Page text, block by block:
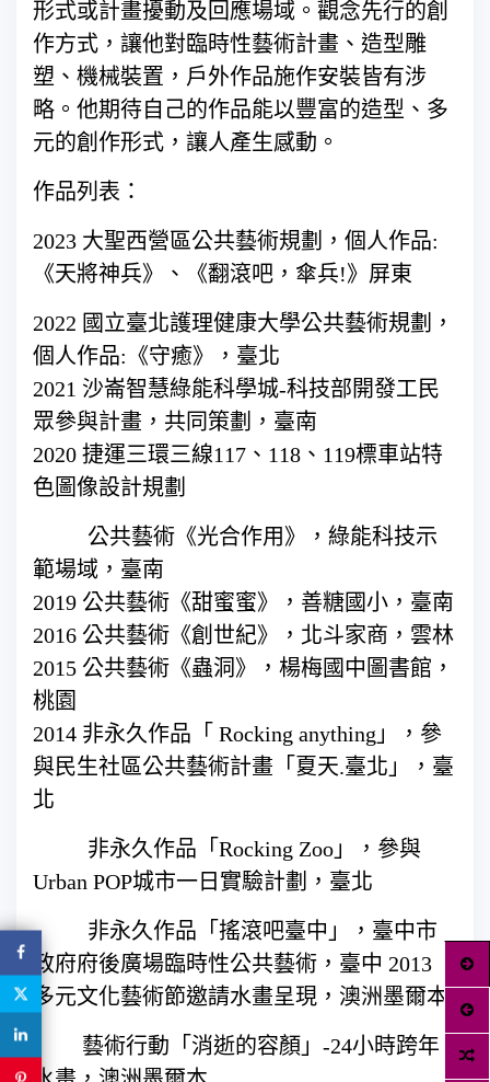
形式或計畫擾動及回應場域。觀念先行的創
作方式，讓他對臨時性藝術計畫、造型雕
塑、機械裝置，戶外作品施作安裝皆有涉
略。他期待自己的作品能以豐富的造型、多
元的創作形式，讓人產生感動。
作品列表：
2023 大聖西營區公共藝術規劃，個人作品:
《天將神兵》、《翻滾吧，傘兵!》屏東
2022 國立臺北護理健康大學公共藝術規劃，
個人作品:《守癒》，臺北
2021 沙崙智慧綠能科學城-科技部開發工民
眾參與計畫，共同策劃，臺南
2020 捷運三環三線117、118、119標車站特
色圖像設計規劃
公共藝術《光合作用》，綠能科技示
範場域，臺南
2019 公共藝術《甜蜜蜜》，善糖國小，臺南
2016 公共藝術《創世紀》，北斗家商，雲林
2015 公共藝術《蟲洞》，楊梅國中圖書館，
桃園
2014 非永久作品「 Rocking anything」，參
與民生社區公共藝術計畫「夏天.臺北」，臺
北
非永久作品「Rocking Zoo」，參與
Urban POP城市一日實驗計劃，臺北
非永久作品「搖滾吧臺中」，臺中市
政府府後廣場臨時性公共藝術，臺中 2013
多元文化藝術節邀請水畫呈現，澳洲墨爾本
藝術行動「消逝的容顏」-24小時跨年